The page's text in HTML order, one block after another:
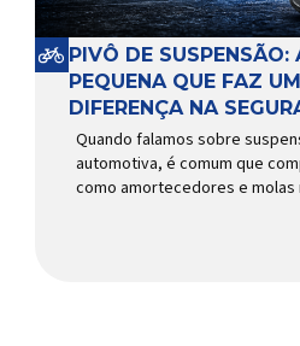
PIVÔ DE SUSPENSÃO:
PEQUENA QUE FAZ
DIFERENÇA NA
Quando falamos sobre
automotiva, é comum que
como amortecedores e